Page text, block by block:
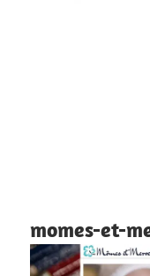
momes-et-